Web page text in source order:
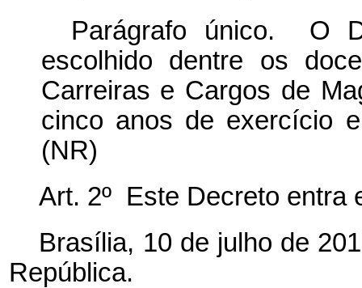
Parágrafo único. O
escolhido dentre os
Carreiras e Cargos de
cinco anos de exercício
(NR)
Art. 2º Este Decreto entra
Brasília, 10 de julho de
República.